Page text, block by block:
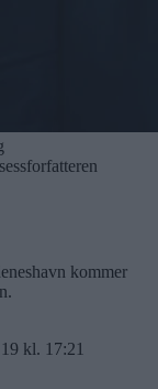
kommer
kl. 17:21